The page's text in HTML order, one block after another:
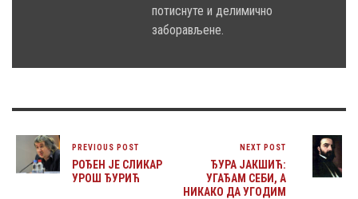
потиснуте и делимично
заборављене.
PREVIOUS POST
РОЂЕН ЈЕ СЛИКАР
УРОШ ЂУРИЋ
NEXT POST
ЂУРА ЈАКШИЋ:
УГАЂАМ СЕБИ, А
НИКАКО ДА УГОДИМ